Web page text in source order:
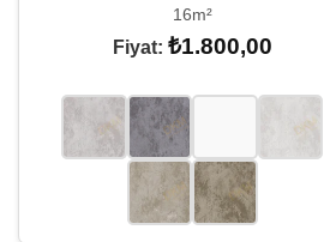
16m²
Fiyat: ₺1.800,00